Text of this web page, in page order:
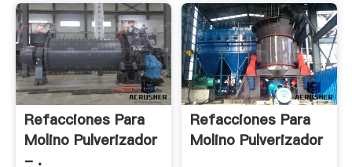
Refacciones Para
Molino Pulverizador
- .
Refacciones Para
Molino Pulverizador